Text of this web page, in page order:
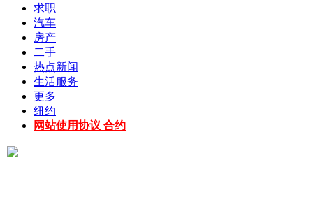
求职
汽车
房产
二手
热点新闻
生活服务
更多
纽约
网站使用协议 合约